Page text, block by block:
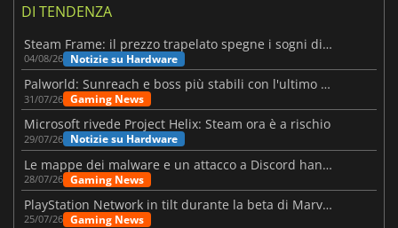
DI TENDENZA
Steam Frame: il prezzo trapelato spegne i sogni di un VR economico
04/08/26 Notizie su Hardware
Palworld: Sunreach e boss più stabili con l'ultimo update
31/07/26 Gaming News
Microsoft rivede Project Helix: Steam ora è a rischio
29/07/26 Notizie su Hardware
Le mappe dei malware e un attacco a Discord hanno colpito Meccha Chameleon
28/07/26 Gaming News
PlayStation Network in tilt durante la beta di Marvel Tōkon
25/07/26 Gaming News